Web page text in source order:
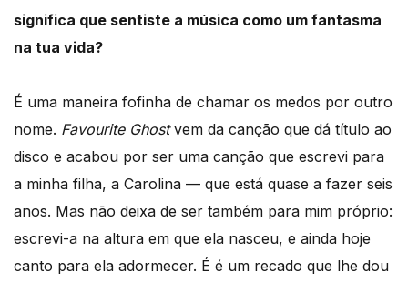
significa que sentiste a música como um fantasma
na tua vida?
É uma maneira fofinha de chamar os medos por outro
nome. Favourite Ghostvem da canção que dá título ao
disco e acabou por ser uma canção que escrevi para
a minha filha, a Carolina — que está quase a fazer seis
anos. Mas não deixa de ser também para mim próprio:
escrevi-a na altura em que ela nasceu, e ainda hoje
canto para ela adormecer. É é um recado que lhe dou